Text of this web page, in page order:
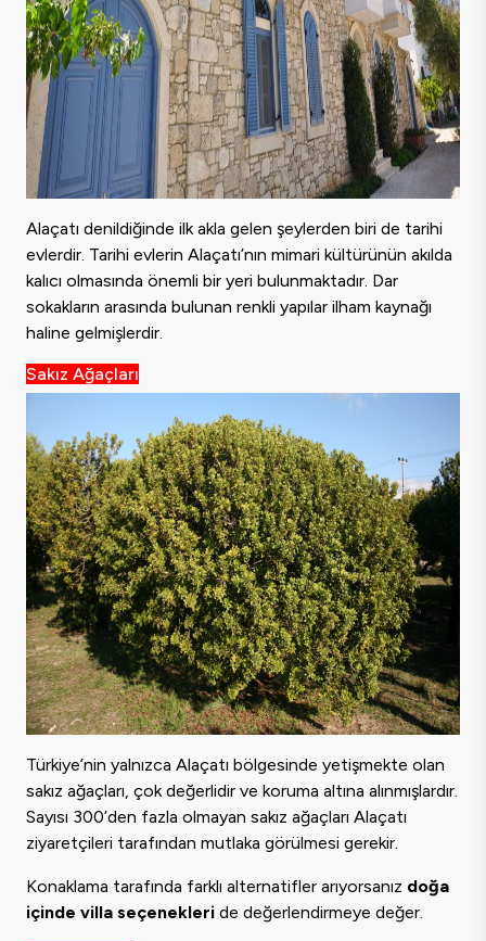
Alaçatı denildiğinde ilk akla gelen şeylerden biri de tarihi
evlerdir. Tarihi evlerin Alaçatı’nın mimari kültürünün akılda
kalıcı olmasında önemli bir yeri bulunmaktadır. Dar
sokakların arasında bulunan renkli yapılar ilham kaynağı
haline gelmişlerdir.
Sakız Ağaçları
Türkiye’nin yalnızca Alaçatı bölgesinde yetişmekte olan
sakız ağaçları, çok değerlidir ve koruma altına alınmışlardır.
Sayısı 300’den fazla olmayan sakız ağaçları Alaçatı
ziyaretçileri tarafından mutlaka görülmesi gerekir.
Konaklama tarafında farklı alternatifler arıyorsanız doğa
içinde villa seçenekleri de değerlendirmeye değer.